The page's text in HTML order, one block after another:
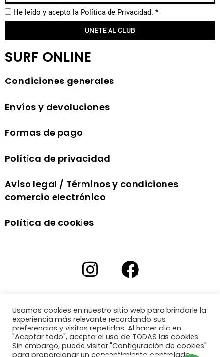
He leído y acepto la Política de Privacidad. *
ÚNETE AL CLUB
SURF ONLINE
Condiciones generales
Envíos y devoluciones
Formas de pago
Política de privacidad
Aviso legal / Términos y condiciones
comercio electrónico
Política de cookies
Usamos cookies en nuestro sitio web para brindarle la
experiencia más relevante recordando sus
preferencias y visitas repetidas. Al hacer clic en
"Aceptar todo", acepta el uso de TODAS las cookies.
Sin embargo, puede visitar "Configuración de cookies"
para proporcionar un consentimiento controlado.